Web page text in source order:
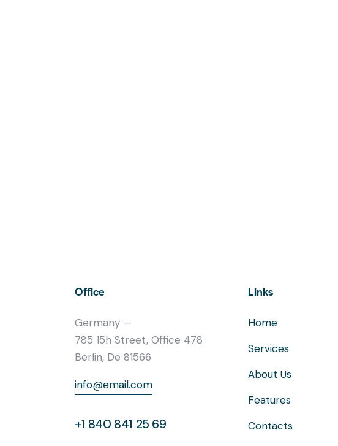
Office
Germany —
785 15h Street, Office 478
Berlin, De 81566
info@email.com
+1 840 841 25 69
Links
Home
Services
About Us
Features
Contacts